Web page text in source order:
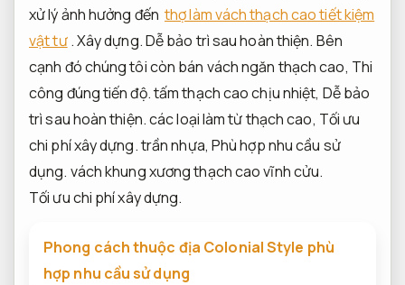
xử lý ảnh hưởng đến thợ làm vách thạch cao tiết kiệm
vật tư.Xây dựng.Dễ bảo trì sau hoàn thiện. Bên
cạnh đó chúng tôi còn bán vách ngăn thạch cao, Thi
công đúng tiến độ.tấm thạch cao chịu nhiệt, Dễ bảo
trì sau hoàn thiện.các loại làm từ thạch cao, Tối ưu
chi phí xây dựng.trần nhựa, Phù hợp nhu cầu sử
dụng. vách khung xương thạch cao vĩnh cửu.
Tối ưu chi phí xây dựng.
Phong cách thuộc địa Colonial Style phù
hợp nhu cầu sử dụng